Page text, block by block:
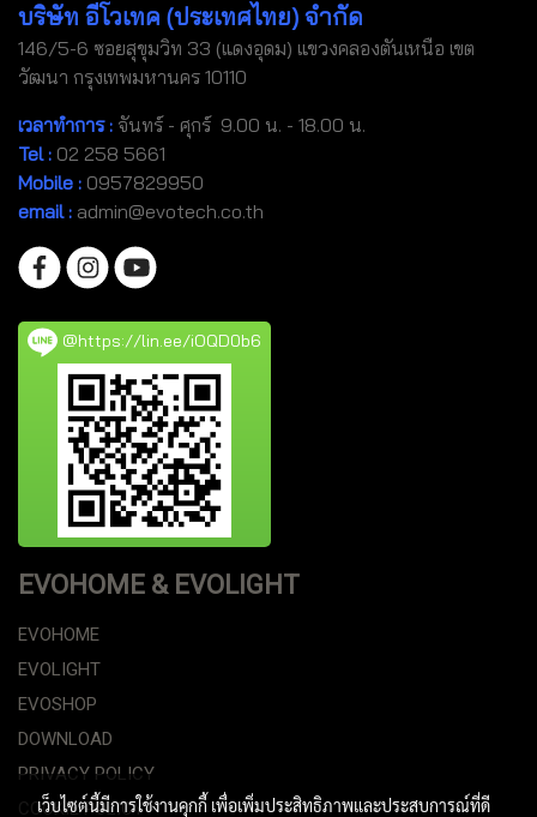
บริษัท อีโวเทค (ประเทศไทย) จำกัด
146/5-6 ซอยสุขุมวิท 33 (แดงอุดม) แขวงคลองตันเหนือ เขต
วัฒนา กรุงเทพมหานคร 10110
เวลาทำการ : จันทร์ - ศุกร์ 9.00 น. - 18.00 น.
Tel : 02 258 5661
Mobile : 0957829950
email : admin@evotech.co.th
@https://lin.ee/iOQD0b6
EVOHOME & EVOLIGHT
EVOHOME
EVOLIGHT
EVOSHOP
DOWNLOAD
PRIVACY POLICY
COOKIE POLICY
เว็บไซต์นี้มีการใช้งานคุกกี้ เพื่อเพิ่มประสิทธิภาพและประสบการณ์ที่ดี